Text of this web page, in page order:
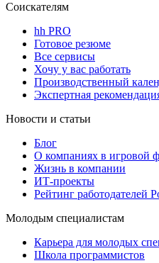
Соискателям
hh PRO
Готовое резюме
Все сервисы
Хочу у вас работать
Производственный
Экспертная
Новости и статьи
Блог
О компаниях в игровой
Жизнь в компании
ИТ-проекты
Рейтинг работодателей
Молодым специалистам
Карьера для молодых
Школа программистов